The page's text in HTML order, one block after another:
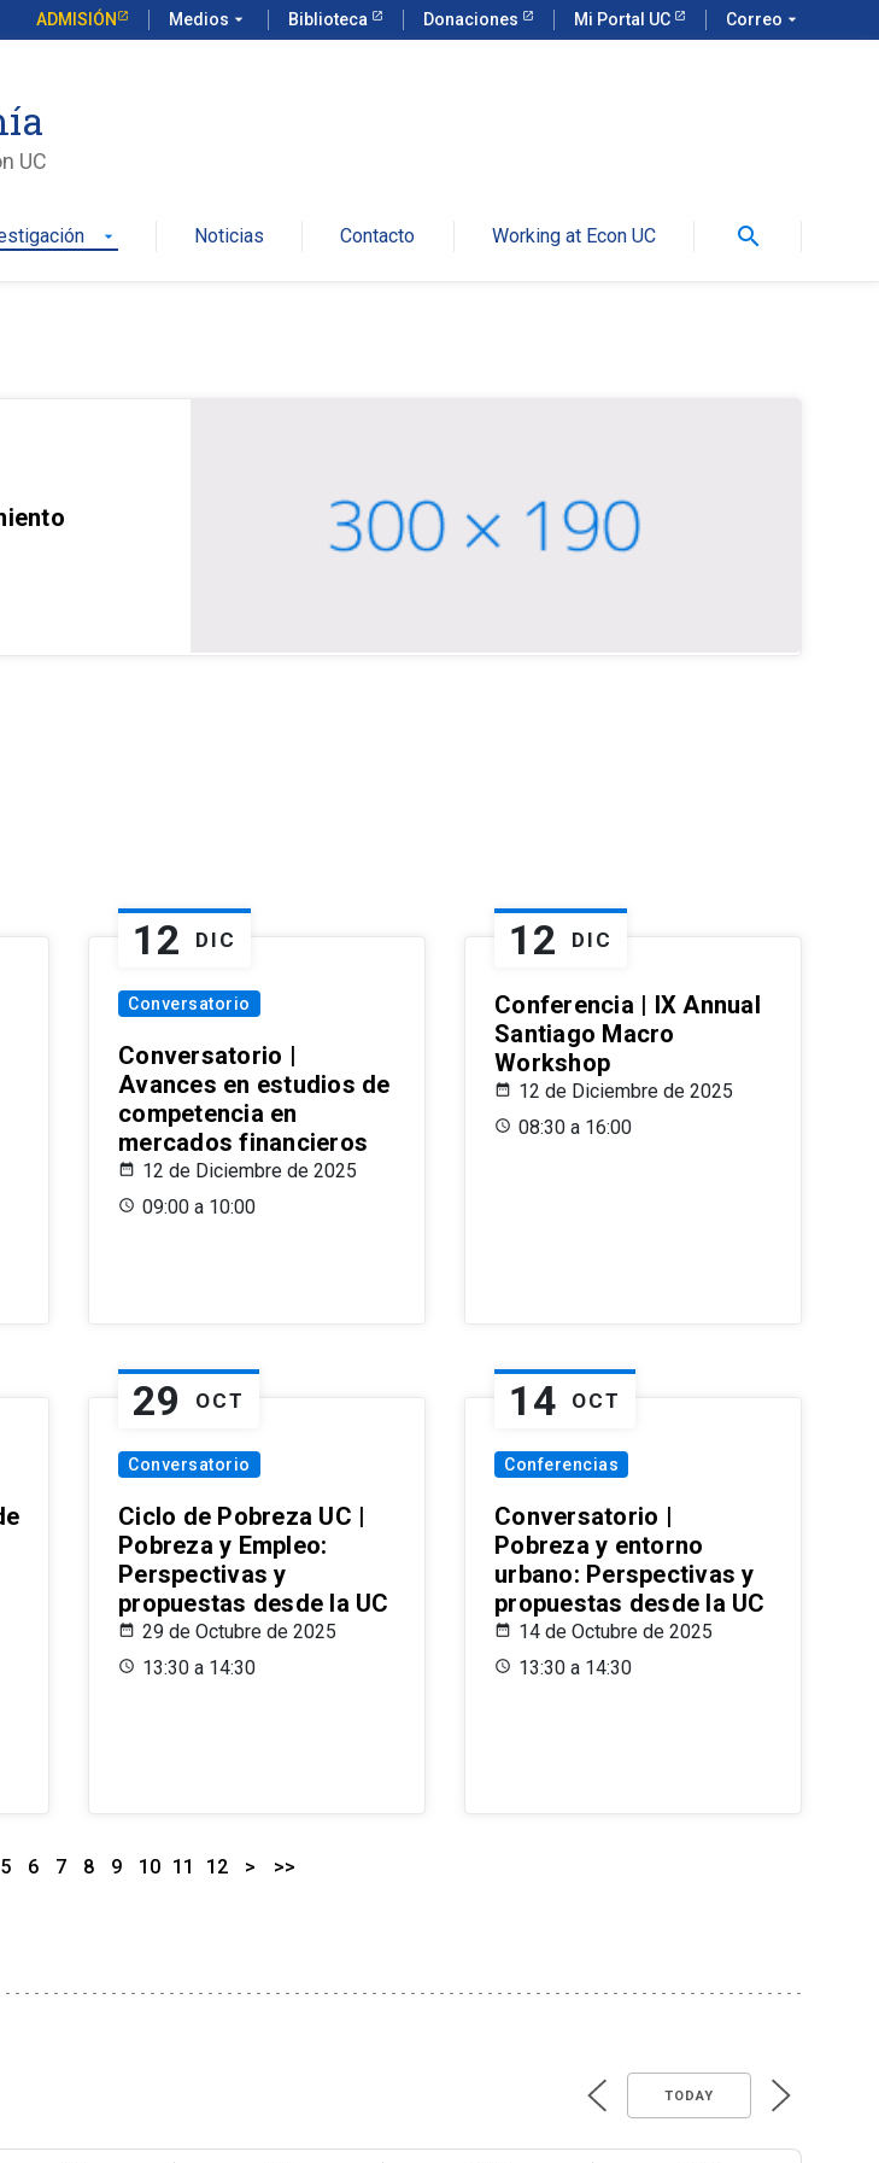
ADMISIÓN Medios arrow_drop_down Biblioteca Donaciones Mi Portal UC Correo arrow_drop_down
UC
arrow_drop_down Noticias Contacto Working at Econ UC search
12 DIC
Conversatorio
Conversatorio |
Avances en estudios de
competencia en
mercados financieros
12 de Diciembre de 2025
09:00 a 10:00
12 DIC
Conferencia | IX Annual
Santiago Macro
Workshop
12 de Diciembre de 2025
08:30 a 16:00
29 OCT
Conversatorio
Ciclo de Pobreza UC |
Pobreza y Empleo:
Perspectivas y
propuestas desde la UC
29 de Octubre de 2025
13:30 a 14:30
14 OCT
Conferencias
Conversatorio |
Pobreza y entorno
urbano: Perspectivas y
propuestas desde la UC
14 de Octubre de 2025
13:30 a 14:30
5 6 7 8 9 10 11 12 > >>
TODAY